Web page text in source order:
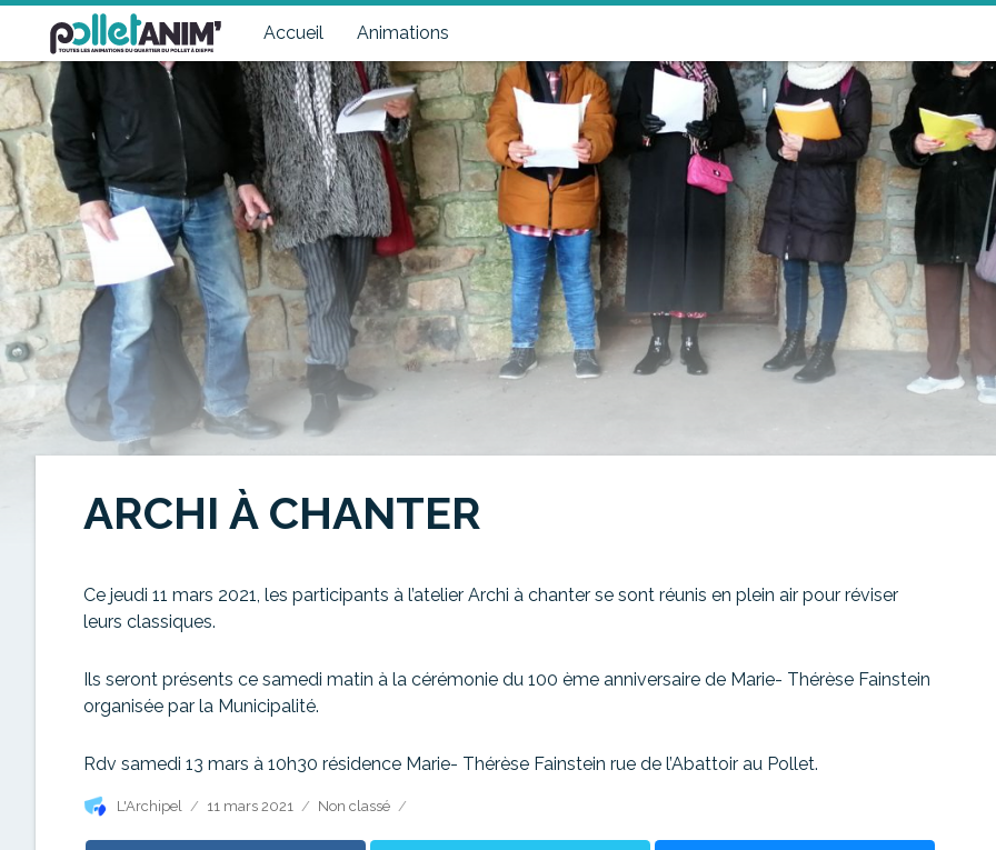
Accueil Animations
Pollet Anim'
Toutes les animations du quartier du Pollet à Dieppe
ARCHI À CHANTER
Ce jeudi 11 mars 2021, les participants à l’atelier Archi à chanter se sont réunis en plein air pour réviser
leurs classiques.
Ils seront présents ce samedi matin à la cérémonie du 100 ème anniversaire de Marie- Thérèse Fainstein
organisée par la Municipalité.
Rdv samedi 13 mars à 10h30 résidence Marie- Thérèse Fainstein rue de l’Abattoir au Pollet.
Auteur
L'Archipel
Publié
11 mars 2021 Catégories
Non classé